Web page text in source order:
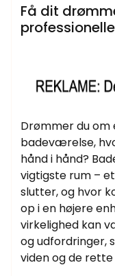
Få dit
Drømmer du om
badeværelse,
hånd i hånd?
vigtigste rum –
slutter, og hvor
op i en højere
virkelighed kan
og udfordringer,
viden og de